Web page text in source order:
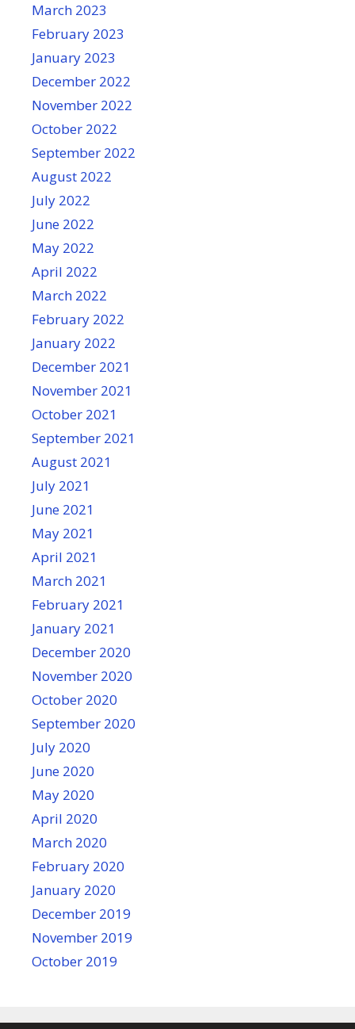
March 2023
February 2023
January 2023
December 2022
November 2022
October 2022
September 2022
August 2022
July 2022
June 2022
May 2022
April 2022
March 2022
February 2022
January 2022
December 2021
November 2021
October 2021
September 2021
August 2021
July 2021
June 2021
May 2021
April 2021
March 2021
February 2021
January 2021
December 2020
November 2020
October 2020
September 2020
July 2020
June 2020
May 2020
April 2020
March 2020
February 2020
January 2020
December 2019
November 2019
October 2019